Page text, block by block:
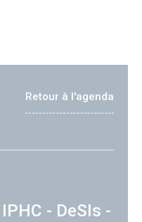
Retour à l'agenda
- DeSIs -